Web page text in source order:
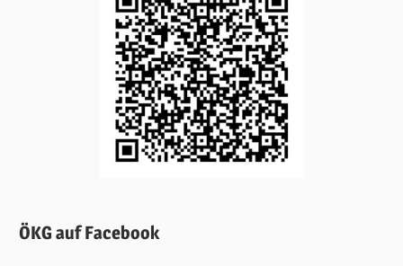
ÖKG auf Facebook